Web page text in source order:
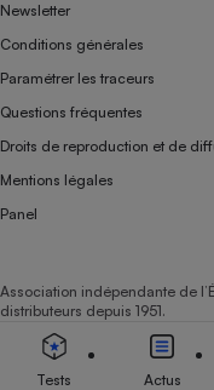
Newsletter
Conditions générales
Paramétrer les traceurs
Questions fréquentes
Droits de reproduction et de
Mentions légales
Panel
Association indépendante de
distributeurs depuis 1951.
Tests Actus